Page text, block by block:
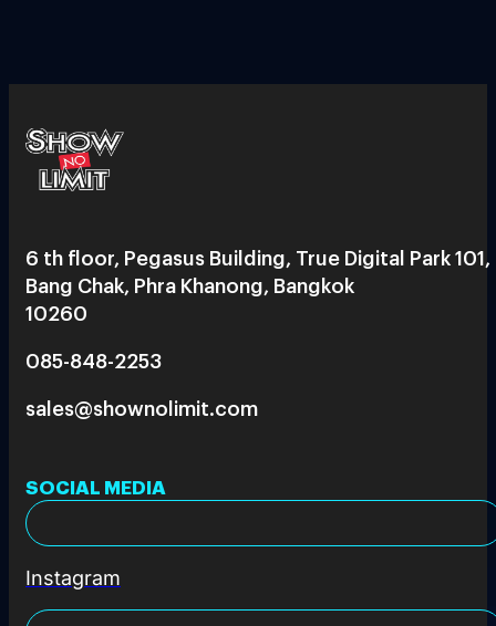
6 th floor, Pegasus Building, True Digital Park 101,
Bang Chak, Phra Khanong, Bangkok
10260
085-848-2253
sales@shownolimit.com
SOCIAL MEDIA
Instagram